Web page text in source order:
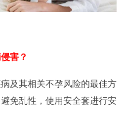
害？
及其相关不孕风险的最佳方
免乱性，使用安全套进行安